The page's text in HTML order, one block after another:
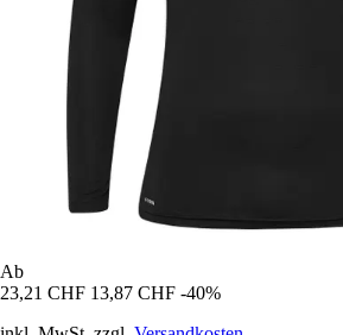
Ab
23,21 CHF 13,87 CHF -40%